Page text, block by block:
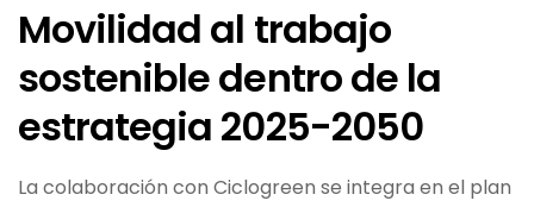
Movilidad al trabajo
sostenible dentro de la
estrategia 2025-2050
La colaboración con Ciclogreen se integra en el plan